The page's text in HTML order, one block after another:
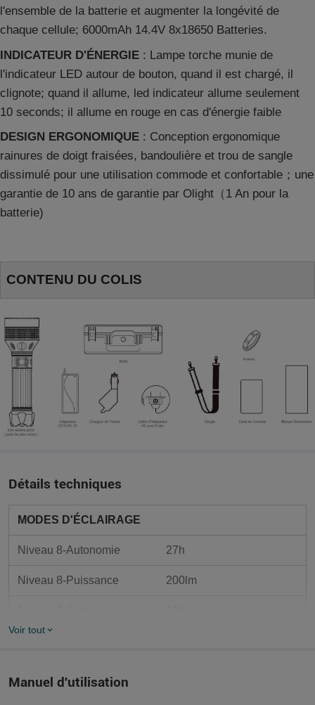
l'ensemble de la batterie et augmenter la longévité de
chaque cellule; 6000mAh 14.4V 8x18650 Batteries.
INDICATEUR D'ÉNERGIE : Lampe torche munie de
l'indicateur LED autour de bouton, quand il est chargé, il
clignote; quand il allume, led indicateur allume seulement
10 seconds; il allume en rouge en cas d'énergie faible
DESIGN ERGONOMIQUE : Conception ergonomique
rainures de doigt fraisées, bandoulière et trou de sangle
dissimulé pour une utilisation commode et confortable；une
garantie de 10 ans de garantie par Olight（1 An pour la
batterie)
CONTENU DU COLIS
Détails techniques
MODES D'ÉCLAIRAGE
Niveau 8-Autonomie 27h
Niveau 8-Puissance 200lm
Voir tout
Manuel d'utilisation